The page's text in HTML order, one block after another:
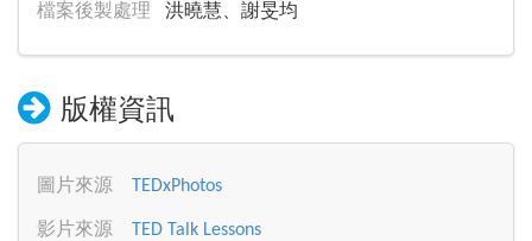
檔案後製處理 洪曉慧、謝旻均
版權資訊
圖片來源 TEDxPhotos
影片來源 TED Talk Lessons